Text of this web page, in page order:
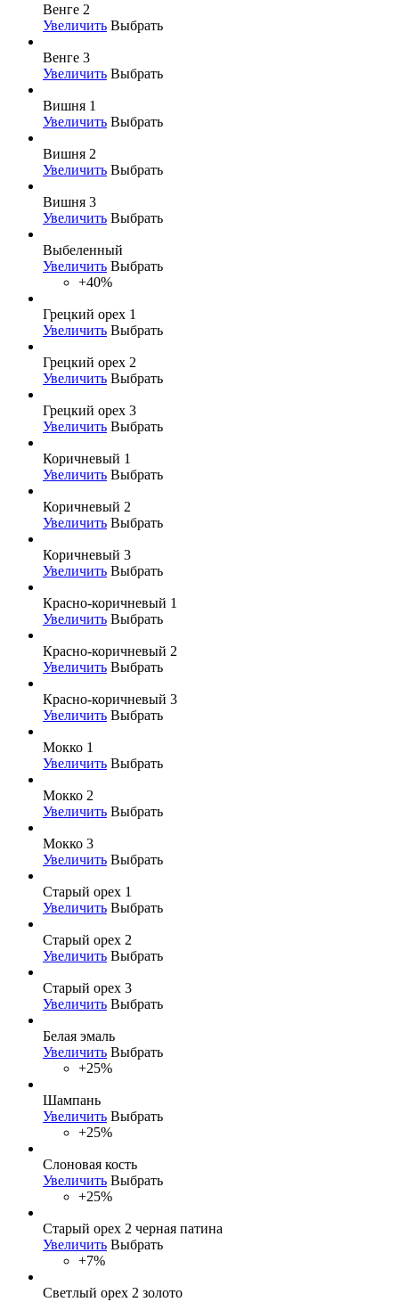
Венге 2
Увеличить Выбрать
Венге 3
Увеличить Выбрать
Вишня 1
Увеличить Выбрать
Вишня 2
Увеличить Выбрать
Вишня 3
Увеличить Выбрать
Выбеленный
Увеличить Выбрать
+40%
Грецкий орех 1
Увеличить Выбрать
Грецкий орех 2
Увеличить Выбрать
Грецкий орех 3
Увеличить Выбрать
Коричневый 1
Увеличить Выбрать
Коричневый 2
Увеличить Выбрать
Коричневый 3
Увеличить Выбрать
Красно-коричневый 1
Увеличить Выбрать
Красно-коричневый 2
Увеличить Выбрать
Красно-коричневый 3
Увеличить Выбрать
Мокко 1
Увеличить Выбрать
Мокко 2
Увеличить Выбрать
Мокко 3
Увеличить Выбрать
Старый орех 1
Увеличить Выбрать
Старый орех 2
Увеличить Выбрать
Старый орех 3
Увеличить Выбрать
Белая эмаль
Увеличить Выбрать
+25%
Шампань
Увеличить Выбрать
+25%
Слоновая кость
Увеличить Выбрать
+25%
Старый орех 2 черная патина
Увеличить Выбрать
+7%
Светлый орех 2 золото